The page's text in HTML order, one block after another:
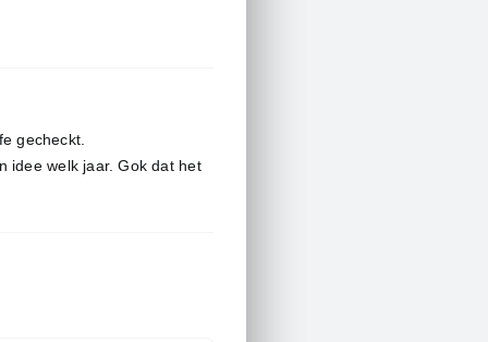
gecheckt.
idee welk jaar. Gok dat het